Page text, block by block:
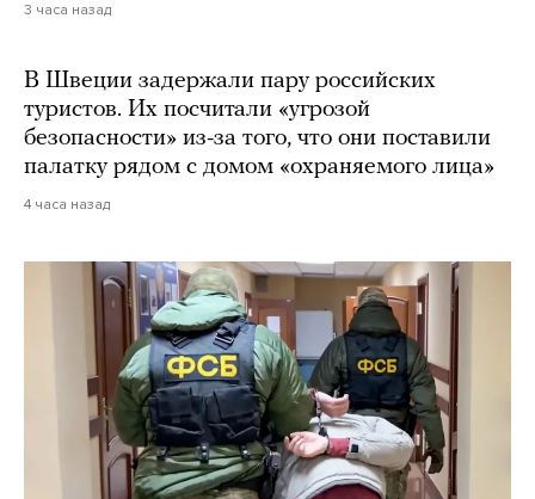
3 часа назад
В Швеции задержали пару российских
туристов. Их посчитали «угрозой
безопасности» из-за того, что они поставили
палатку рядом с домом «охраняемого лица»
4 часа назад